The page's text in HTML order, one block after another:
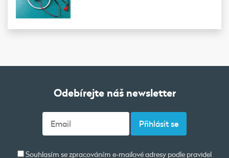
Odebírejte náš newsletter
Souhlasím se zpracováním e-mailové adresy podle pravidel